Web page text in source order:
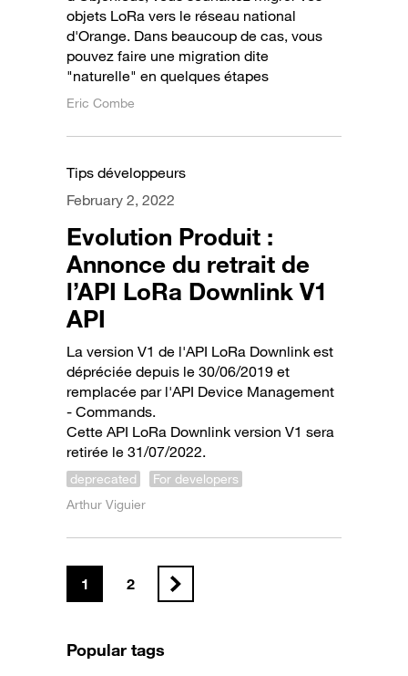
objets LoRa vers le réseau national
d'Orange. Dans beaucoup de cas, vous
pouvez faire une migration dite
"naturelle" en quelques étapes
Eric Combe
Tips développeurs
February 2, 2022
Evolution Produit :
Annonce du retrait de
l’API LoRa Downlink V1
API
La version V1 de l'API LoRa Downlink est
dépréciée depuis le 30/06/2019 et
remplacée par l'API Device Management
- Commands.
Cette API LoRa Downlink version V1 sera
retirée le 31/07/2022.
deprecated
For developers
Arthur Viguier
1 2
Popular tags